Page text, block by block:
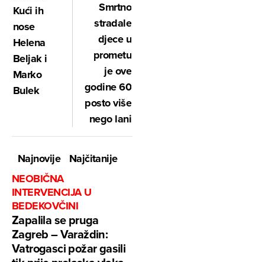
Kući ih
nose
Helena
Beljak i
Marko
Bulek
Smrtno
stradale
djece u
prometu
je ove
godine 60
posto više
nego lani
Najnovije
Najčitanije
NEOBIČNA
INTERVENCIJA U
BEDEKOVČINI
Zapalila se pruga
Zagreb – Varaždin:
Vatrogasci požar gasili